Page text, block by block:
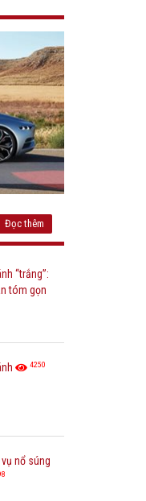
Đọc thêm
“trắng”:
tóm gọn
4250
nổ súng